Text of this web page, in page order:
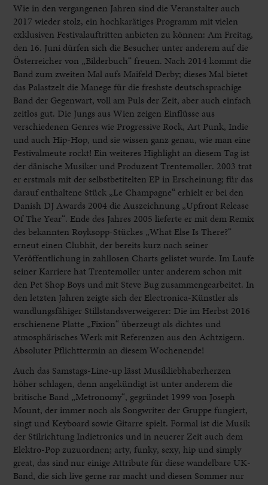
Wie in den vergangenen Jahren sind die Veranstalter auch
2017 wieder stolz, ein hochkarätiges Programm mit vielen
exklusiven Festivalauftritten anbieten zu können: Am Freitag,
den 16. Juni dürfen sich die Besucher unter anderem auf die
Österreicher von „Bilderbuch“ freuen. Nach 2014 kommt die
Band zum zweiten Mal aufs Maifeld Derby; dieses Mal bietet
das Palastzelt die Manege für die freshste deutschsprachige
Band der Gegenwart, voll am Puls der Zeit, aber auch einfach
zeitlos gut. Die Jungs aus Wien zeigen Einflüsse aus
verschiedenen Genres wie Progressive Rock, Art Punk, Indie
und auch Hip-Hop, und sie wissen ganz genau, wie man eine
Festivalmeute rockt! Ein weiteres Highlight an diesem Tag ist
der dänische Musiker und Produzent Trentemøller. 2003 trat
er erstmals mit der selbstbetitelten EP in Erscheinung; für das
darauf enthaltene Stück „Le Champagne“ erhielt er bei den
Danish DJ Awards 2004 die Auszeichnung „Upfront Release
Of The Year“. Ende des Jahres 2005 lieferte er mit dem Remix
des bekannten Royksopp-Stückes „What Else Is There?“
erneut einen Clubhit, der bereits kurz nach seiner
Veröffentlichung in zahllosen Charts gelistet wurde. Im Laufe
seiner Karriere hat Trentemøller unter anderem schon mit
den Pet Shop Boys und mit Steve Bug zusammengearbeitet. In
den letzten Jahren zeigte sich der Electronica-Künstler als
wandlungsfähiger Stillstandsverweigerer: Die im Herbst 2016
erschienene Platte „Fixion“ überzeugt als dichtes und
atmosphärisches Werk mit Referenzen aus den Achtzigern.
Absoluter Pflichttermin an diesem Wochenende!
Auch das Samstags-Line-up lässt Musikliebhaberherzen
höher schlagen, denn angekündigt ist unter anderem die
britische Band „Metronomy“, gegründet 1999 von Joseph
Mount, der immer noch als Songwriter der Gruppe fungiert,
singt und Keyboard sowie Gitarre spielt. Formal ist die Musik
der Stilrichtung Indietronics und in neuerer Zeit auch dem
Elektro-Pop zuzuordnen; arty, funky, sexy, hip und simply
great, das sind nur einige Attribute für diese wandelbare UK-
Band, die sich live gerne rar macht und diesen Sommer nur